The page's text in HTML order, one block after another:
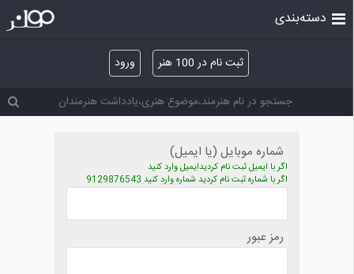
ثبت نام در 100 هنر ورود
دسته‌بندی
شماره موبایل (یا ایمیل)
اگر با ایمیل ثبت نام کردیدایمیل وارد کنید
اگر با شماره ثبت نام کردید شماره وارد کنید 9129876543
رمز عبور